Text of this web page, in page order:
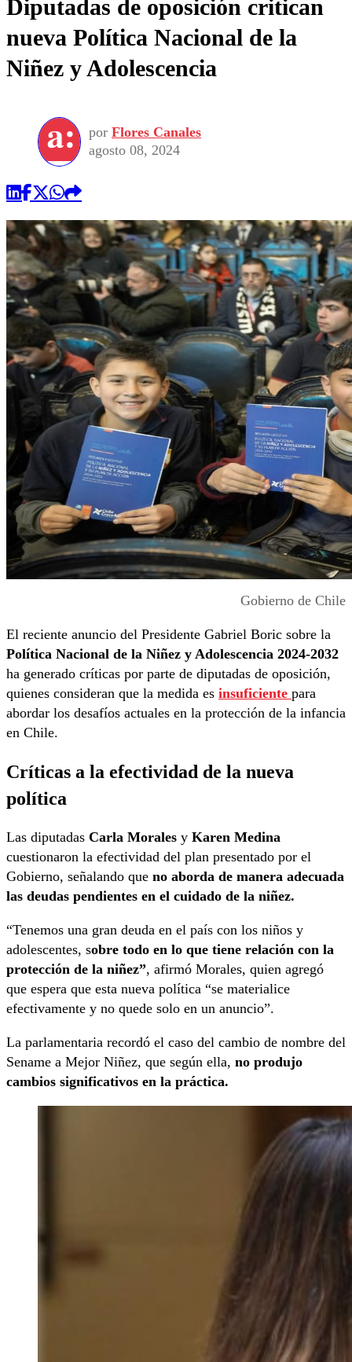
Diputadas de oposición critican
nueva Política Nacional de la
Niñez y Adolescencia
por Flores Canales
agosto 08, 2024
Gobierno de Chile
El reciente anuncio del Presidente Gabriel Boric sobre la
Política Nacional de la Niñez y Adolescencia 2024-2032
ha generado críticas por parte de diputadas de oposición,
quienes consideran que la medida es insuficiente para
abordar los desafíos actuales en la protección de la infancia
en Chile.
Críticas a la efectividad de la nueva
política
Las diputadas Carla Morales y Karen Medina
cuestionaron la efectividad del plan presentado por el
Gobierno, señalando que no aborda de manera adecuada
las deudas pendientes en el cuidado de la niñez.
“Tenemos una gran deuda en el país con los niños y
adolescentes, sobre todo en lo que tiene relación con la
protección de la niñez”, afirmó Morales, quien agregó
que espera que esta nueva política “se materialice
efectivamente y no quede solo en un anuncio”.
La parlamentaria recordó el caso del cambio de nombre del
Sename a Mejor Niñez, que según ella, no produjo
cambios significativos en la práctica.